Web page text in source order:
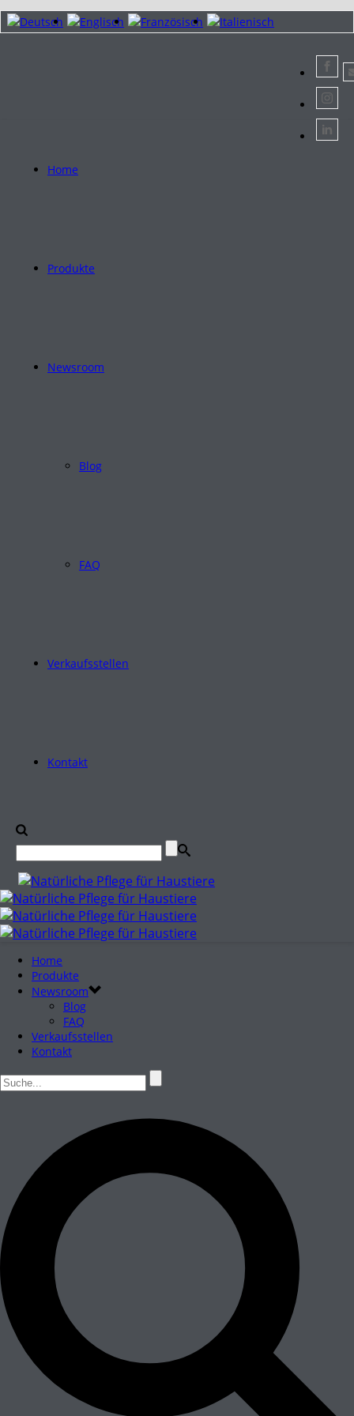
Home
Produkte
Newsroom
Blog
FAQ
Verkaufsstellen
Kontakt
Home
Produkte
Newsroom
Blog
FAQ
Verkaufsstellen
Kontakt